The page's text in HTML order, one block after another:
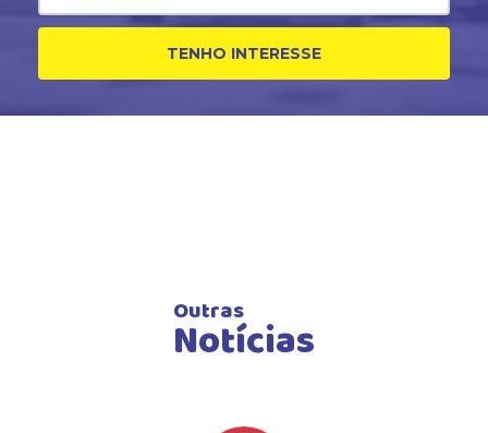
TENHO INTERESSE
Outras
Notícias